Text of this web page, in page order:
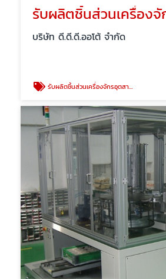
บริษัท ดี.ดี.ดี.ออโต้ จำกัด
รับผลิตชิ้นส่วนเครื่องจักรอุตสาหกรรม